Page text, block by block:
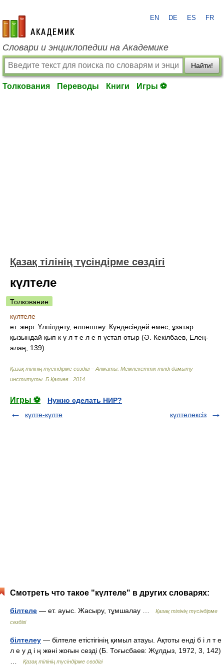
academic.ru
EN DE ES FR
Словари и энциклопедии на Академике
Найти!
Толкования Переводы Книги Игры ⚽
Қазақ тілінің түсіндірме сөздігі
күлтеле
Толкование
күлтеле
ет. жерг. Үлпілдету, әлпештеу. Күндесіндей емес, ұзатар
қызындай қып к ү л т е л е п ұстап отыр (Ә. Кекілбаев, Елең-
алаң, 139).
Қазақ тілінің түсіндірме сөздігі – Алматы: Мемлекеттік тілді дамыту
институты Б.Қалиев. 2014
Игры ⚽
Нужно сделать НИР?
күлте-күлте
күлтелексіз
Смотреть что такое "күлтеле" в других словарях:
білтеле — ет. ауыс. Жасыру, тұмшалау …
Қазақ тілінің түсіндірме
сөздігі
білтелеу — білтеле етістігінің қимыл атауы. Ақтоты енді б і л т е
л е у д і ң жөні жоғын сезді (Б. Тоғысбаев: Жұлдыз, 1972, 3, 142)
Қазақ тілінің түсіндірме сөздігі